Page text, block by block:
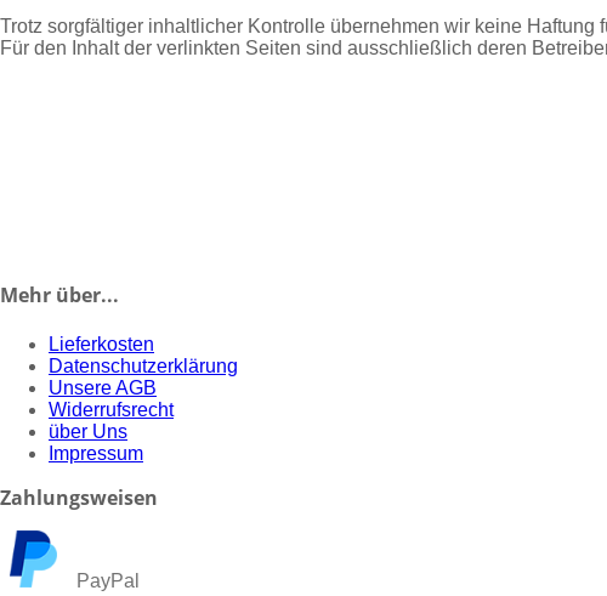
Trotz sorgfältiger inhaltlicher Kontrolle übernehmen wir keine Haftung
Für den Inhalt der verlinkten Seiten sind ausschließlich deren
Mehr über...
Lieferkosten
Datenschutzerklärung
Unsere AGB
Widerrufsrecht
über Uns
Impressum
Zahlungsweisen
PayPal